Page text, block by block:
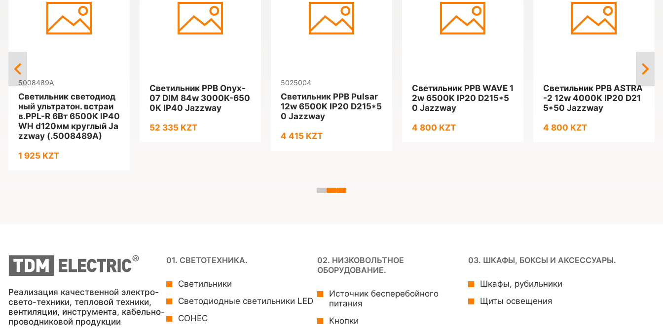
5008489A
Светильник светодиод
ный ультратон. встраи
в.PPL-R 6Вт 6500К IP40
WH d120мм круглый Ja
zzway (.5008489A)
1 925 KZT
Светильник PPB Onyx-
07 DIM 84w 3000K-650
0K IP40 Jazzway
52 335 KZT
5025004
Светильник PPB Pulsar
12w 6500K IP20 D215*5
0 Jazzway
4 415 KZT
Светильник PPB WAVE 1
2w 6500K IP20 D215*5
0 Jazzway
4 800 KZT
Светильник PPB ASTRA
-2 12w 4000K IP20 D21
5*50 Jazzway
4 800 KZT
Реализация качественной электро-
свето-техники, тепловой техники,
вентиляции, инструмента, кабельно-
проводниковой продукции
01. СВЕТОТЕХНИКА.
Светильники
Светодиодные светильники LED
СОНЕС
02. НИЗКОВОЛЬТНОЕ
ОБОРУДОВАНИЕ.
Источник бесперебойного
питания
Кнопки
03. ШКАФЫ, БОКСЫ И АКСЕССУАРЫ.
Шкафы, рубильники
Щиты освещения